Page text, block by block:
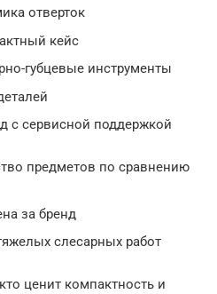
отверток
кейс
губцевые инструменты
с сервисной поддержкой
предметов по сравнению
за бренд
слесарных работ
ценит компактность и